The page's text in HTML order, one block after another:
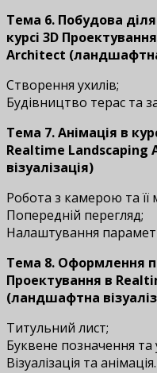
Тема 6. Побудова
курсі 3D
Architect (ландшафтна
Створення ухилів;
Будівництво терас та
Тема 7. Анімація в
Realtime
візуалізація)
Робота з камерою та
Попередній перегляд;
Налаштування
Тема 8. Оформлення
Проектування в
(ландшафтна
Титульний лист;
Буквене позначення та
Візуалізація та анімація.